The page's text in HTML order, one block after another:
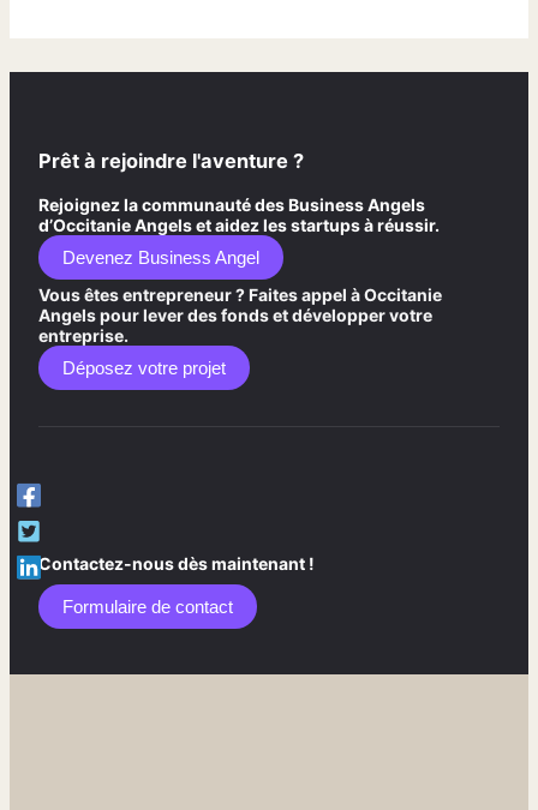
Prêt à rejoindre l'aventure ?
Rejoignez la communauté des Business Angels
d’Occitanie Angels et aidez les startups à réussir.
Devenez Business Angel
Vous êtes entrepreneur ? Faites appel à Occitanie
Angels pour lever des fonds et développer votre
entreprise.
Déposez votre projet
Contactez-nous dès maintenant !
Formulaire de contact​